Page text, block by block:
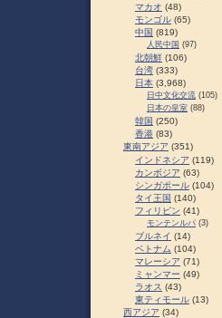
マカオ (48)
モンゴル (65)
中国 (819)
人民中国 (97)
北朝鮮 (106)
台湾 (333)
日本 (3,968)
日中文化交流 (105)
日本の皇室 (88)
韓国 (250)
香港 (83)
東南アジア (351)
インドネシア (119)
カンボジア (63)
シンガポール (104)
タイ王国 (140)
フィリピン (41)
モンテンルパ (3)
ブルネイ (14)
ベトナム (104)
マレーシア (71)
ミャンマー (49)
ラオス (43)
東ティモール (13)
西アジア (34)